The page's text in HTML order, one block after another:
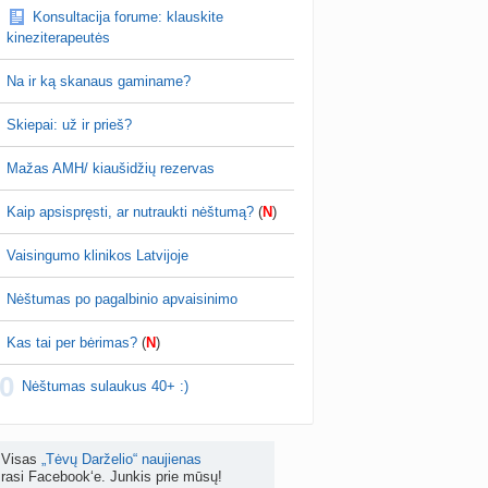
po hemorojaus operacijos
prieš 4 d.
(žmogaus papilomos virusas) (+3)
Svaja1234 prieš 5 d.
klausimai apie cezario pjūvį (+2)
Veronika99 prieš 5 d.
brendimas (3)
testuotojos! (bendra tema)
Karlitele prieš 5 d.
(2)
Konsultacija forume: klauskite
kineziterapeutės
Na ir ką skanaus gaminame?
Skiepai: už ir prieš?
Mažas AMH/ kiaušidžių rezervas
Kaip apsispręsti, ar nutraukti nėštumą? (N)
Vaisingumo klinikos Latvijoje
Nėštumas po pagalbinio apvaisinimo
Kas tai per bėrimas? (N)
Nėštumas sulaukus 40+ :)
Visas „Tėvų Darželio“ naujienas
rasi Facebook‘e. Junkis prie mūsų!